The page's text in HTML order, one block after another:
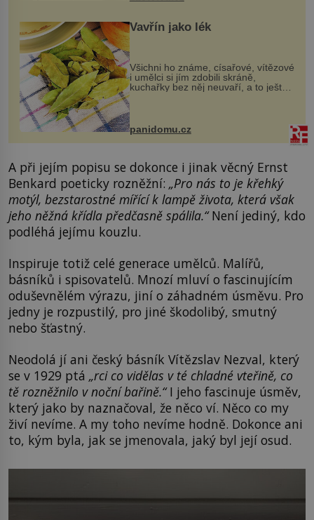
Vavřín jako lék
Všichni ho známe, císařové, vítězové
i umělci si jím zdobili skráně,
kuchařky bez něj neuvaří, a to ještě
nevíte, že bobkový list může výrazně
zmírnit některé naše neduhy.
Obsahuje v malém množství ně...
panidomu.cz
A při jejím popisu se dokonce i jinak věcný Ernst
Benkard poeticky rozněžní: „Pro nás to je křehký
motýl, bezstarostné mířící k lampě života, která však
jeho něžná křídla předčasně spálila.“Není jediný, kdo
podléhá jejímu kouzlu.
Inspiruje totiž celé generace umělců. Malířů,
básníků i spisovatelů. Mnozí mluví o fascinujícím
oduševnělém výrazu, jiní o záhadném úsměvu. Pro
jedny je rozpustilý, pro jiné škodolibý, smutný
nebo šťastný.
Neodolá jí ani český básník Vítězslav Nezval, který
se v 1929 ptá „rci co vidělas v té chladné vteřině, co
tě rozněžnilo v noční bařině.“I jeho fascinuje úsměv,
který jako by naznačoval, že něco ví. Něco co my
živí nevíme. A my toho nevíme hodně. Dokonce ani
to, kým byla, jak se jmenovala, jaký byl její osud.